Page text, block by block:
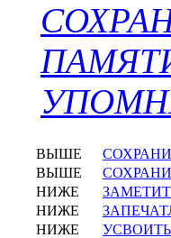
ВЫШЕ
ВЫШЕ
НИЖЕ
НИЖЕ
НИЖЕ